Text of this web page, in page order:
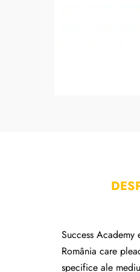
Success Academy
România care
specifice ale